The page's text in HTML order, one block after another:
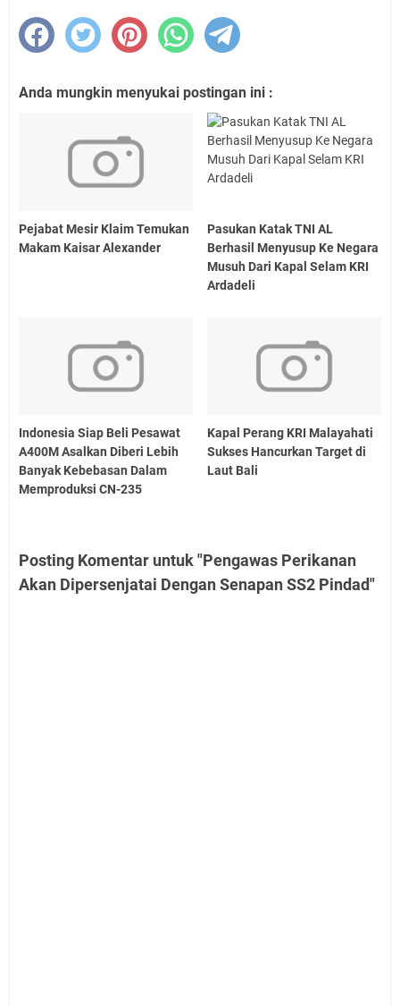
Anda mungkin menyukai postingan ini :
Pejabat Mesir Klaim Temukan
Makam Kaisar Alexander
Pasukan Katak TNI AL
Berhasil Menyusup Ke Negara
Musuh Dari Kapal Selam KRI
Ardadeli
Indonesia Siap Beli Pesawat
A400M Asalkan Diberi Lebih
Banyak Kebebasan Dalam
Memproduksi CN-235
Kapal Perang KRI Malayahati
Sukses Hancurkan Target di
Laut Bali
Posting Komentar untuk "Pengawas Perikanan
Akan Dipersenjatai Dengan Senapan SS2 Pindad"